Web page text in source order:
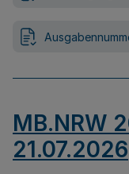
MB.NRW
21.07.2026